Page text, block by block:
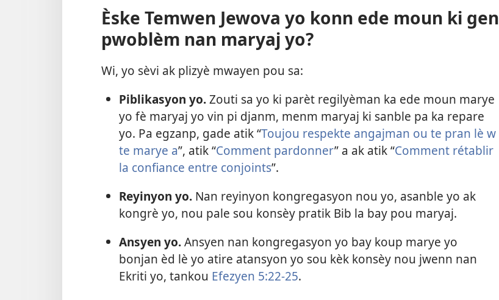
Èske Temwen Jewova yo konn ede moun ki gen
pwoblèm nan maryaj yo?
Wi, yo sèvi ak plizyè mwayen pou sa:
Piblikasyon yo.Zouti sa yo ki parèt regilyèman ka ede moun marye
yo fè maryaj yo vin pi djanm, menm maryaj ki sanble pa ka repare
yo. Pa egzanp, gade atik “Toujou respekte angajman ou te pran lè w
te marye a”, atik “Comment pardonner” a ak atik “Comment rétablir
la confiance entre conjoints”.
Reyinyon yo.Nan reyinyon kongregasyon nou yo, asanble yo ak
kongrè yo, nou pale sou konsèy pratik Bib la bay pou maryaj.
Ansyen yo.Ansyen nan kongregasyon yo bay koup marye yo
bonjan èd lè yo atire atansyon yo sou kèk konsèy nou jwenn nan
Ekriti yo, tankou Efezyen 5:22-25.